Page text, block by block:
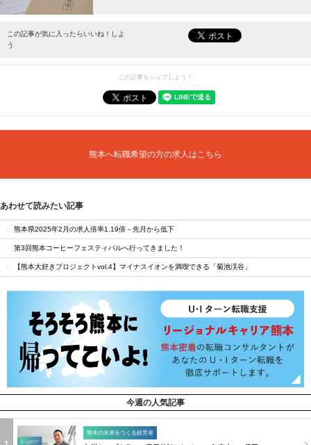
最新情報をお届けします。
この記事が気に入ったらいいね！しよ
う
この記事をシェアしよう！
熊本へ転職希望の方の求人はこちら
あわせて読みたい記事
熊本県2025年2月の求人倍率1.19倍－先月から低下
第3回熊本コーヒーフェスティバルへ行ってきました！
【熊本大好きプロジェクトvol.4】マイナスイオンを満喫できる「菊池渓谷」
今週の人気記事
熊本の未来をつくる経営者